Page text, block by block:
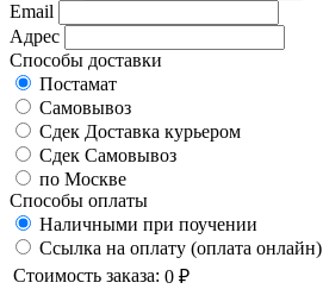
Email
Адрес
Способы доставки
Постамат
Самовывоз
Сдек Доставка курьером
Сдек Самовывоз
по Москве
Способы оплаты
Наличными при поучении
Ссылка на оплату (оплата онлайн)
Стоимость заказа: 0 ₽